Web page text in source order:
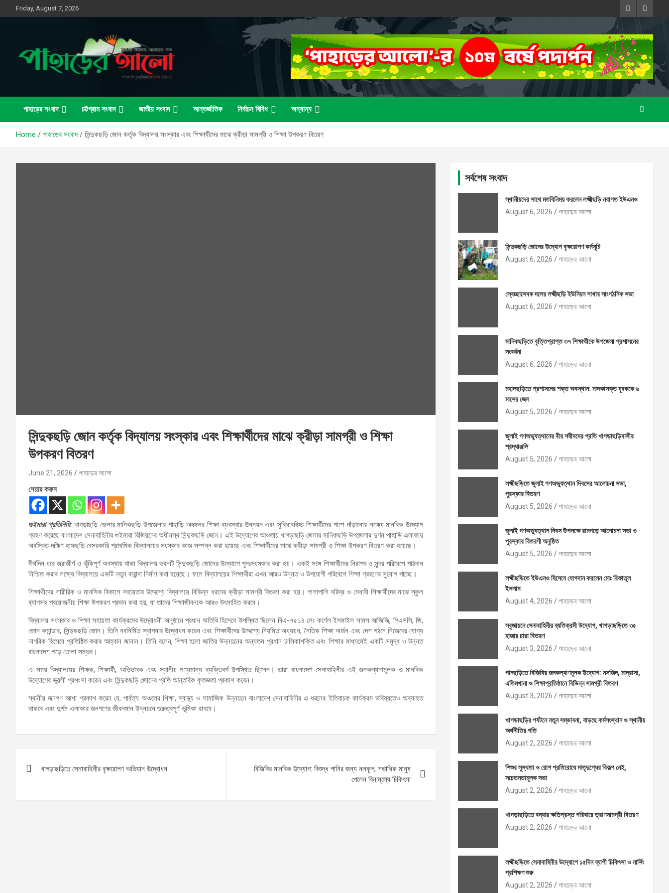
to
Friday, August 7, 2026
পাহাড়ের আলো
পাহাড়ের সংবাদ চট্টগ্রাম সংবাদ জাতীয় সংবাদ আন্তর্জাতিক নির্বাচন বিবিধ অন্যান্য
Home পাহাড়ের সংবাদ সিন্দুকছড়ি জোন কর্তৃক বিদ্যালয় সংস্কার এবং শিক্ষার্থীদের মাঝে ক্রীড়া সামগ্রী ও শিক্ষা উপকরণ বিতরণ
সিন্দুকছড়ি জোন কর্তৃক বিদ্যালয় সংস্কার এবং শিক্ষার্থীদের মাঝে ক্রীড়া সামগ্রী ও শিক্ষা
উপকরণ বিতরণ
June 21, 2026 পাহাড়ের আলো
শেয়ার করুন
গুইমারা প্রতিনিধি:খাগড়াছড়ি জেলার মানিকছড়ি উপজেলার পাহাড়ি অঞ্চলের শিক্ষা ব্যবস্থার উন্নয়ন এবং সুবিধাবঞ্চিত শিক্ষার্থীদের পাশে দাঁড়ানোর লক্ষ্যে মানবিক উদ্যোগ
গ্রহণ করেছে বাংলাদেশ সেনাবাহিনীর গুইমারা রিজিয়নের অধীনস্থ সিন্দুকছড়ি জোন। এই উদ্যোগের আওতায় খাগড়াছড়ি জেলার মানিকছড়ি উপজেলার দুর্গম পাহাড়ি এলাকায়
অবস্থিত দক্ষিণ হাফছড়ি বেসরকারি প্রাথমিক বিদ্যালয়ের সংস্কার কাজ সম্পন্ন করা হয়েছে এবং শিক্ষার্থীদের মাঝে ক্রীড়া সামগ্রী ও শিক্ষা উপকরণ বিতরণ করা হয়েছে।
দীর্ঘদিন ধরে জরাজীর্ণ ও ঝুঁকিপূর্ণ অবস্থায় থাকা বিদ্যালয় ভবনটি সিন্দুকছড়ি জোনের উদ্যোগে পুনঃসংস্কার করা হয়। একই সঙ্গে শিক্ষার্থীদের নিরাপদ ও সুন্দর পরিবেশে পাঠদান
নিশ্চিত করার লক্ষ্যে বিদ্যালয়ে একটি নতুন বারান্দা নির্মাণ করা হয়েছে। ফলে বিদ্যালয়ের শিক্ষার্থীরা এখন আরও উন্নত ও উপযোগী পরিবেশে শিক্ষা গ্রহণের সুযোগ পাচ্ছে।
শিক্ষার্থীদের শারীরিক ও মানসিক বিকাশে সহায়তার উদ্দেশ্যে বিদ্যালয়ে বিভিন্ন ধরনের ক্রীড়া সামগ্রী বিতরণ করা হয়। পাশাপাশি দরিদ্র ও মেধাবী শিক্ষার্থীদের মাঝে স্কুল
ব্যাগসহ প্রয়োজনীয় শিক্ষা উপকরণ প্রদান করা হয়, যা তাদের শিক্ষাজীবনকে আরও উৎসাহিত করবে।
বিদ্যালয় সংস্কার ও শিক্ষা সহায়তা কার্যক্রমের উদ্বোধনী অনুষ্ঠানে প্রধান অতিথি হিসেবে উপস্থিত ছিলেন বিএ-৭৫১৪ লেঃ কর্ণেল ইসমাইল সামস আজিজি, পিএসসি, জি,
জোন কমান্ডার, সিন্দুকছড়ি জোন। তিনি নবনির্মিত স্থাপনার উদ্বোধন করেন এবং শিক্ষার্থীদের উদ্দেশ্যে নিয়মিত অধ্যয়ন, নৈতিক শিক্ষা অর্জন এবং দেশ গঠনে নিজেদের যোগ্য
নাগরিক হিসেবে প্রতিষ্ঠিত করার আহ্বান জানান। তিনি বলেন, শিক্ষা হলো জাতির উন্নয়নের অন্যতম প্রধান চালিকাশক্তি এবং শিক্ষার মাধ্যমেই একটি সমৃদ্ধ ও উন্নত
বাংলাদেশ গড়ে তোলা সম্ভব।
এ সময় বিদ্যালয়ের শিক্ষক, শিক্ষার্থী, অভিভাবক এবং স্থানীয় গণ্যমান্য ব্যক্তিবর্গ উপস্থিত ছিলেন। তারা বাংলাদেশ সেনাবাহিনীর এই জনকল্যাণমূলক ও মানবিক
উদ্যোগের ভূয়সী প্রশংসা করেন এবং সিন্দুকছড়ি জোনের প্রতি আন্তরিক কৃতজ্ঞতা প্রকাশ করেন।
স্থানীয় জনগণ আশা প্রকাশ করেন যে, পার্বত্য অঞ্চলের শিক্ষা, স্বাস্থ্য ও সামাজিক উন্নয়নে বাংলাদেশ সেনাবাহিনীর এ ধরনের ইতিবাচক কার্যক্রম ভবিষ্যতেও অব্যাহত
থাকবে এবং দুর্গম এলাকার জনগণের জীবনমান উন্নয়নে গুরুত্বপূর্ণ ভূমিকা রাখবে।
navigation
খাগড়াছড়িতে সেনাবাহিনীর বৃক্ষরোপণ অভিযান উদ্বোধন
বিজিবির মানবিক উদ্যোগ: বিশুদ্ধ পানির জন্য নলকূপ, শতাধিক মানুষ
পেলেন বিনামূল্যে চিকিৎসা
সর্বশেষ সংবাদ
স্থানীয়দের সাথে মতবিনিময় করলেন লক্ষ্মীছড়ি নবাগত ইউএনও
August 6, 2026
পাহাড়ের আলো
সিন্দুকছড়ি জোনের উদ্যোগ বৃক্ষরোপণ কর্মসূচি
August 6, 2026
পাহাড়ের আলো
স্বেচ্ছাসেবক দলের লক্ষ্মীছড়ি ইউনিয়ন শাখার সাংগঠনিক সভা
August 6, 2026
পাহাড়ের আলো
মানিকছড়িতে বৃত্তিপ্রাপ্ত ৩৭ শিক্ষার্থীকে উপজেলা প্রশাসনের
সংবর্ধনা
August 6, 2026
পাহাড়ের আলো
মহালছড়িতে প্রশাসনের শক্ত অবস্থান: মাদকাসক্ত যুবককে ৬
মাসের জেল
August 5, 2026
পাহাড়ের আলো
জুলাই গণঅভ্যুত্থানের বীর শহীদদের প্রতি খাগড়াছড়িবাসীর
শ্রদ্ধাঞ্জলি
August 5, 2026
পাহাড়ের আলো
লক্ষ্মীছড়িতে জুলাই গণঅভ্যুত্থান দিবসের আলোচনা সভা,
পুরস্কার বিতরণ
August 5, 2026
পাহাড়ের আলো
জুলাই গণঅভ্যুত্থান দিবস উপলক্ষে রামগড়ে আলোচনা সভা ও
পুরস্কার বিতরণী অনুষ্ঠিত
August 5, 2026
পাহাড়ের আলো
লক্ষ্মীছড়িতে ইউএনও হিসেবে যোগদান করলেন মোঃ রিফাতুল
ইসলাম
August 4, 2026
পাহাড়ের আলো
সবুজায়নে সেনাবাহিনীর ব্যতিক্রমী উদ্যোগ, খাগড়াছড়িতে ৩৫
হাজার চারা বিতরণ
August 3, 2026
পাহাড়ের আলো
পানছড়িতে বিজিবির জনকল্যাণমূলক উদ্যোগ: মসজিদ, মাদ্রাসা,
এতিমখানা ও শিক্ষাপ্রতিষ্ঠানে বিভিন্ন সামগ্রী বিতরণ
August 3, 2026
পাহাড়ের আলো
খাগড়াছড়ির পর্যটনে নতুন সম্ভাবনা, বাড়ছে কর্মসংস্থান ও স্থানীয়
অর্থনীতির গতি
August 2, 2026
পাহাড়ের আলো
শিশুর সুস্থতা ও রোগ প্রতিরোধে মাতৃদুগ্ধের বিকল্প নেই,
সচেতনতামূলক সভা
August 2, 2026
পাহাড়ের আলো
খাগড়াছড়িতে বন্যায় ক্ষতিগ্রস্ত পরিবারে ত্রাণসামগ্রী বিতরণ
August 2, 2026
পাহাড়ের আলো
লক্ষ্মীছড়িতে সেনাবাহিনীর উদ্যোগে ১৫দিন ব্যাপী চিকিৎসা ও নার্সিং
প্রশিক্ষণ শুরু
August 2, 2026
পাহাড়ের আলো